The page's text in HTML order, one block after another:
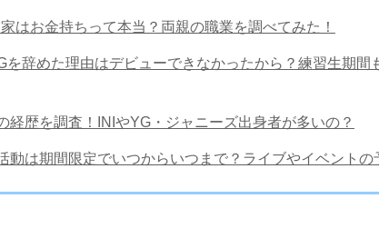
はお金持ちって本当？両親の職業を調べてみた！
を辞めた理由はデビューできなかったから？練習生期間
経歴を調査！INIやYG・ジャニーズ出身者が多いの？
動は期間限定でいつからいつまで？ライブやイベントの